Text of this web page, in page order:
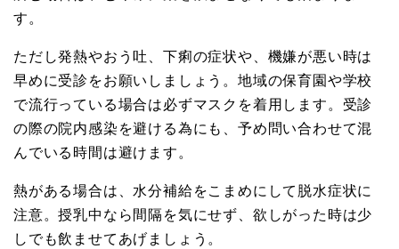
す。
ただし発熱やおう吐、下痢の症状や、機嫌が悪い時は
早めに受診をお願いしましょう。地域の保育園や学校
で流行っている場合は必ずマスクを着用します。受診
の際の院内感染を避ける為にも、予め問い合わせて混
んでいる時間は避けます。
熱がある場合は、水分補給をこまめにして脱水症状に
注意。授乳中なら間隔を気にせず、欲しがった時は少
しでも飲ませてあげましょう。